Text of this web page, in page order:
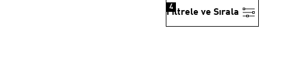
Filtrele ve Sırala
4